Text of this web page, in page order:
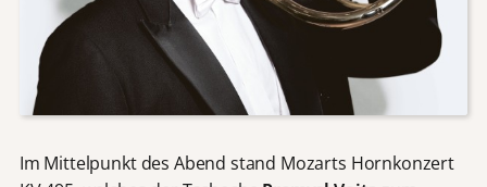
Im Mittelpunkt des Abend stand Mozarts Hornkonzert